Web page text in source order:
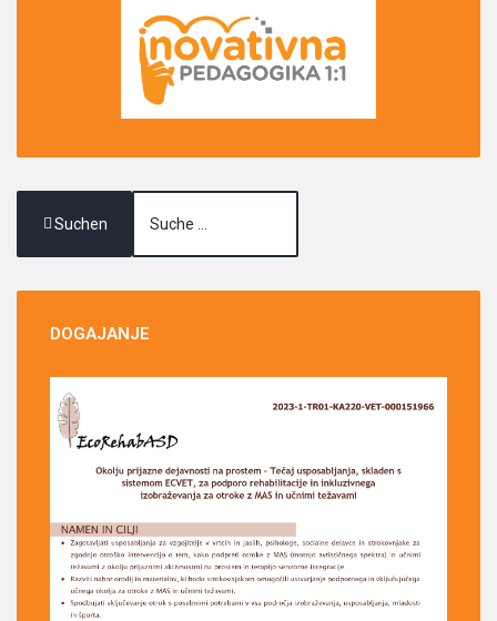
Suchen
DOGAJANJE